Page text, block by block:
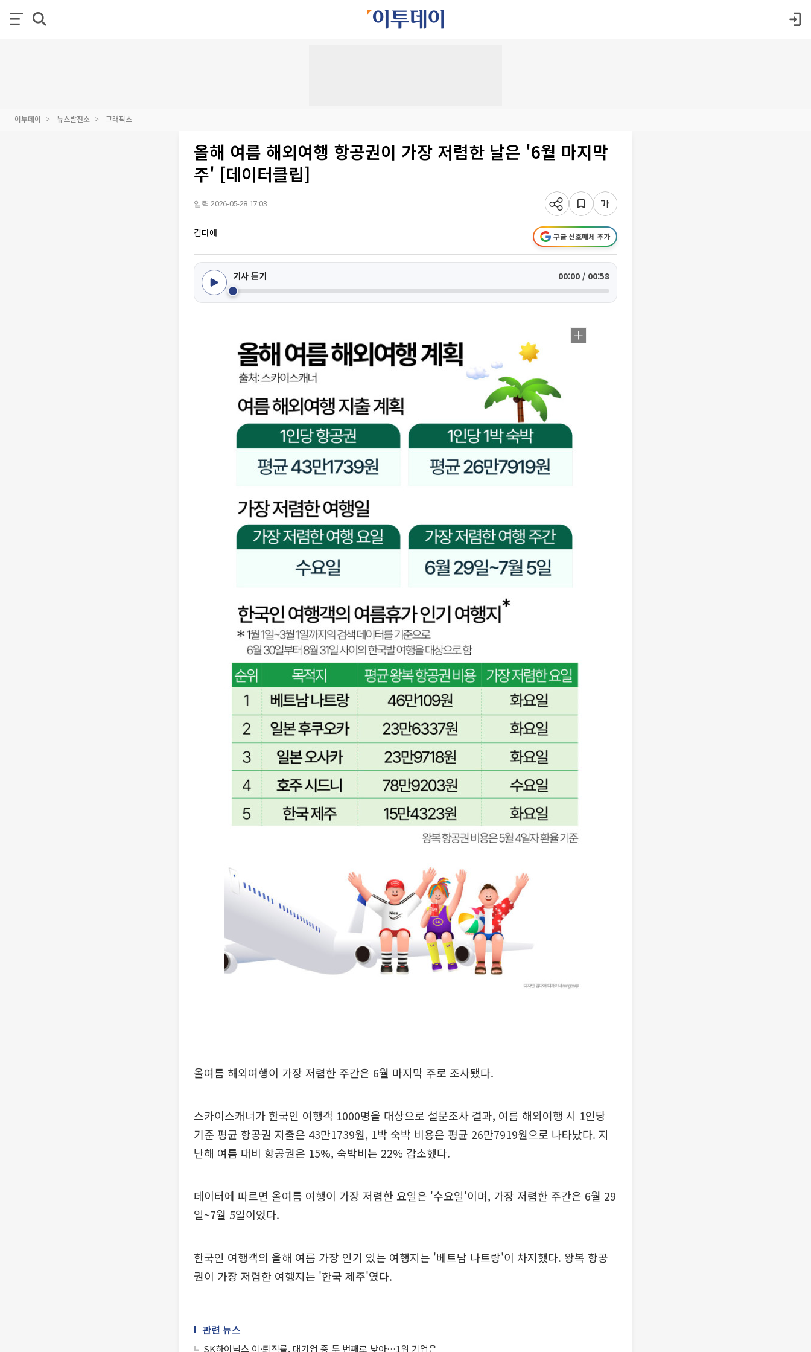
이투데이 뉴스발전소 그래픽스
올해 여름 해외여행 항공권이 가장 저렴한 날은 '6월 마지막
주' [데이터클립]
입력 2026-05-28 17:03
김다애 구글 선호매체 추가
기사 듣기 00:00 / 00:58
올여름 해외여행이 가장 저렴한 주간은 6월 마지막 주로 조사됐다.
스카이스캐너가 한국인 여행객 1000명을 대상으로 설문조사 결과, 여름 해외여행 시 1인당
기준 평균 항공권 지출은 43만1739원, 1박 숙박 비용은 평균 26만7919원으로 나타났다. 지
난해 여름 대비 항공권은 15%, 숙박비는 22% 감소했다.
데이터에 따르면 올여름 여행이 가장 저렴한 요일은 '수요일'이며, 가장 저렴한 주간은 6월 29
일~7월 5일이었다.
한국인 여행객의 올해 여름 가장 인기 있는 여행지는 '베트남 나트랑'이 차지했다. 왕복 항공
권이 가장 저렴한 여행지는 '한국 제주'였다.
관련 뉴스
SK하이닉스 이·퇴직률, 대기업 중 두 번째로 낮아…1위 기업은